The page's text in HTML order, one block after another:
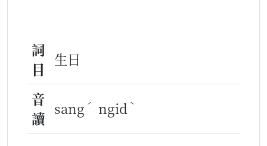
詞
目
生日
音
讀
sang ˊ ngid ˋ